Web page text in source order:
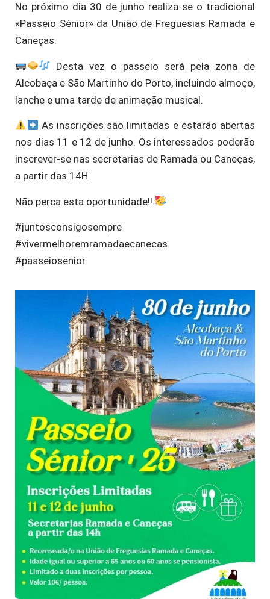
No próximo dia 30 de junho realiza-se o tradicional
«Passeio Sénior» da União de Freguesias Ramada e
Caneças.
Desta vez o passeio será pela zona de
Alcobaça e São Martinho do Porto, incluindo almoço,
lanche e uma tarde de animação musical.
As inscrições são limitadas e estarão abertas
nos dias 11 e 12 de junho. Os interessados poderão
inscrever-se nas secretarias de Ramada ou Caneças,
a partir das 14H.
Não perca esta oportunidade!!
#juntosconsigosempre
#vivermelhoremramadaecanecas
#passeiosenior